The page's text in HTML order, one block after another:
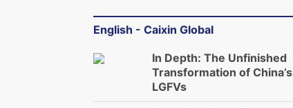
English - Caixin Global
In Depth: The Unfinished
Transformation of China’s
LGFVs